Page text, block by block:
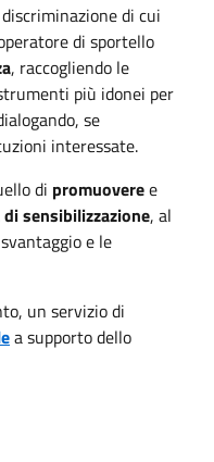
di cui
di sportello
, raccogliendo le
più idonei per
se
interessate.
di promuoveree
sensibilizzazione, al
e le
un servizio di
a supporto dello